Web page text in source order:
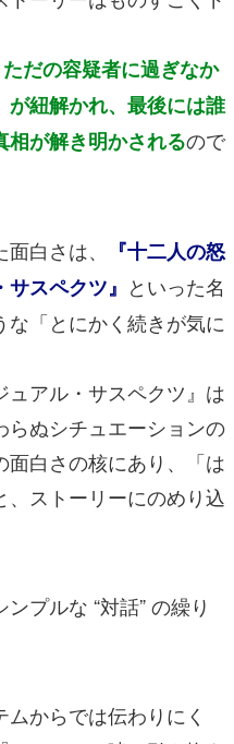
ただの容疑者に過ぎなか
が紐解かれ、最後には誰
相が解き明かされるので
白さは、
『十二人の怒
サスペクツ』 といった名
「とにかく続きが気に
アル・サスペクツ』は
らぬシチュエーションの
白さの核にあり、「は
ストーリーにのめり込
プルな “対話” の繰り
からでは伝わりにく